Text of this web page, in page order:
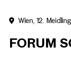
Wien, 12. Meidling
FORUM